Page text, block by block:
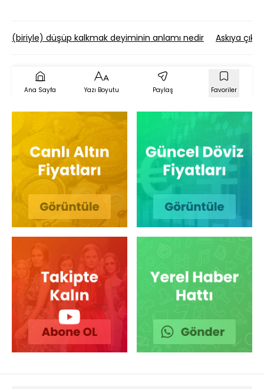
(biriyle) düşüp kalkmak deyiminin anlamı nedir Askıya
Ana Sayfa Yazı Boyutu Paylaş Favoriler